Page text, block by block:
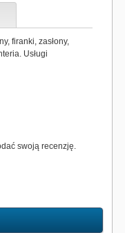
firanki, zasłony,
Usługi
swoją recenzję.